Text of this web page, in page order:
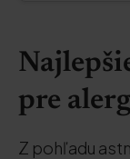
pre
Z pohľadu